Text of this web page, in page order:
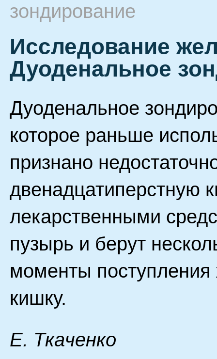
зондирование
Исследование
Дуоденальное
Дуоденальное
которое раньше
признано
двенадцатиперстную
лекарственными
пузырь и берут
моменты
кишку.
E. Tкaчeнкo